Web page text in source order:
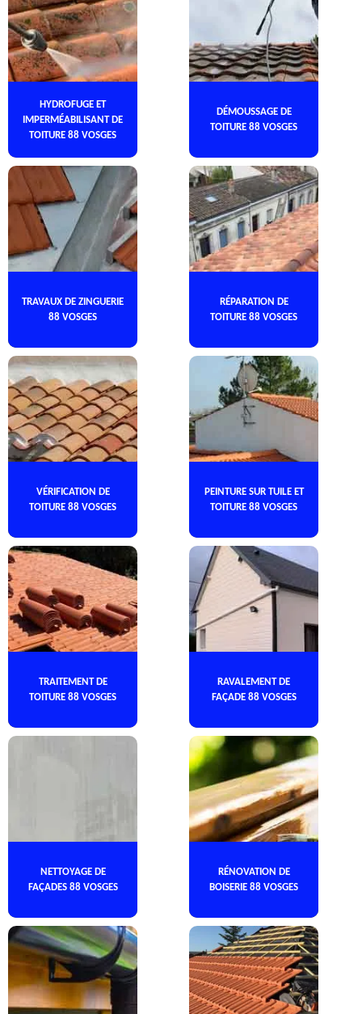
HYDROFUGE ET
IMPERMÉABILISANT DE
TOITURE 88 VOSGES
DÉMOUSSAGE DE
TOITURE 88 VOSGES
TRAVAUX DE ZINGUERIE
88 VOSGES
RÉPARATION DE
TOITURE 88 VOSGES
VÉRIFICATION DE
TOITURE 88 VOSGES
PEINTURE SUR TUILE ET
TOITURE 88 VOSGES
TRAITEMENT DE
TOITURE 88 VOSGES
RAVALEMENT DE
FAÇADE 88 VOSGES
NETTOYAGE DE
FAÇADES 88 VOSGES
RÉNOVATION DE
BOISERIE 88 VOSGES